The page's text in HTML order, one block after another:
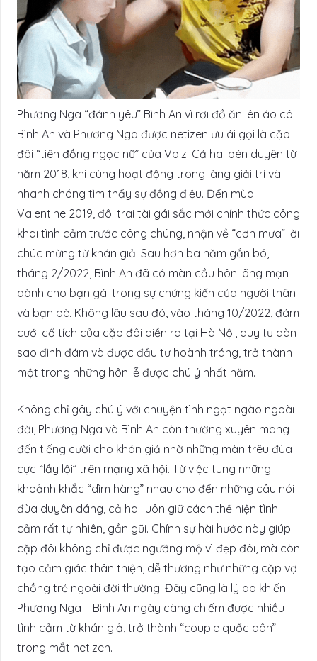
Phương Nga “đánh yêu” Bình An vì rơi đồ ăn lên áo cô
Bình An và Phương Nga được netizen ưu ái gọi là cặp
đôi “tiên đồng ngọc nữ” của Vbiz. Cả hai bén duyên từ
năm 2018, khi cùng hoạt động trong làng giải trí và
nhanh chóng tìm thấy sự đồng điệu. Đến mùa
Valentine 2019, đôi trai tài gái sắc mới chính thức công
khai tình cảm trước công chúng, nhận về “cơn mưa” lời
chúc mừng từ khán giả. Sau hơn ba năm gắn bó,
tháng 2/2022, Bình An đã có màn cầu hôn lãng mạn
dành cho bạn gái trong sự chứng kiến của người thân
và bạn bè. Không lâu sau đó, vào tháng 10/2022, đám
cưới cổ tích của cặp đôi diễn ra tại Hà Nội, quy tụ dàn
sao đình đám và được đầu tư hoành tráng, trở thành
một trong những hôn lễ được chú ý nhất năm.
Không chỉ gây chú ý với chuyện tình ngọt ngào ngoài
đời, Phương Nga và Bình An còn thường xuyên mang
đến tiếng cười cho khán giả nhờ những màn trêu đùa
cực “lầy lội” trên mạng xã hội. Từ việc tung những
khoảnh khắc “dìm hàng” nhau cho đến những câu nói
đùa duyên dáng, cả hai luôn giữ cách thể hiện tình
cảm rất tự nhiên, gần gũi. Chính sự hài hước này giúp
cặp đôi không chỉ được ngưỡng mộ vì đẹp đôi, mà còn
tạo cảm giác thân thiện, dễ thương như những cặp vợ
chồng trẻ ngoài đời thường. Đây cũng là lý do khiến
Phương Nga – Bình An ngày càng chiếm được nhiều
tình cảm từ khán giả, trở thành “couple quốc dân”
trong mắt netizen.